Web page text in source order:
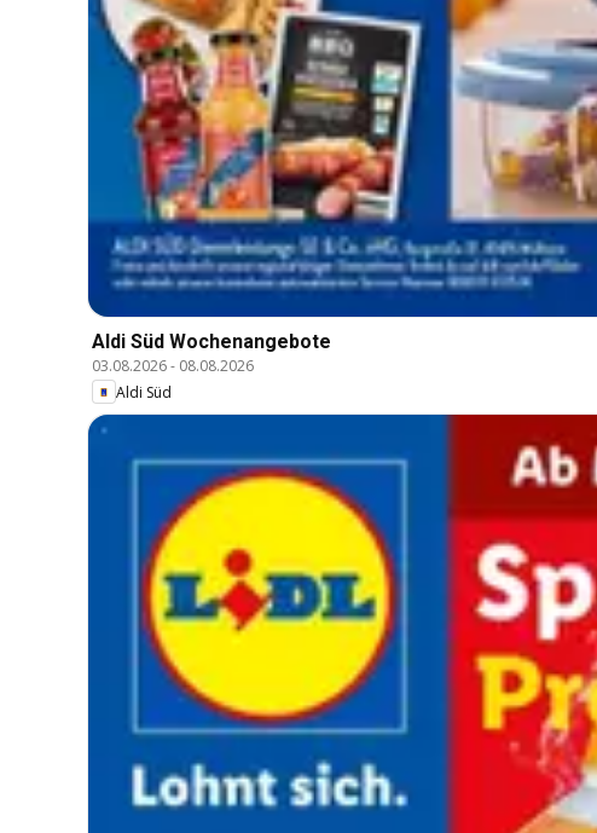
Aldi Süd Wochenangebote
03.08.2026- 08.08.2026
Aldi Süd